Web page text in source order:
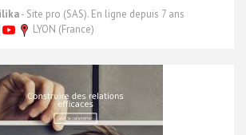
- Site pro (SAS). En ligne depuis 7 ans
LYON (France)